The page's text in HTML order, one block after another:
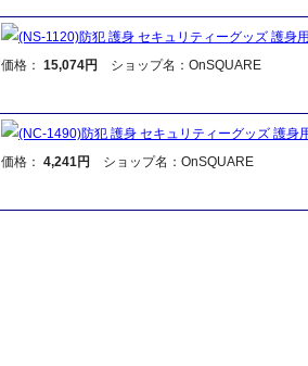
(NS-1120)防犯 護身 セキュリティーグッズ 護身
価格： 15,074円 ショップ名：OnSQUARE
(NC-1490)防犯 護身 セキュリティーグッズ 護身
価格： 4,241円 ショップ名：OnSQUARE